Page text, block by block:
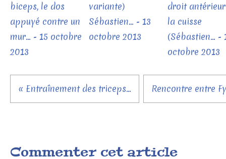
biceps, le dos
appuyé contre un
mur... - 15 octobre
2013
variante)
Sébastien... - 13
octobre 2013
droit
la cuisse
(Sébastien... -
octobre 2013
« Entraînement des triceps... Rencontre entre
Commenter cet article